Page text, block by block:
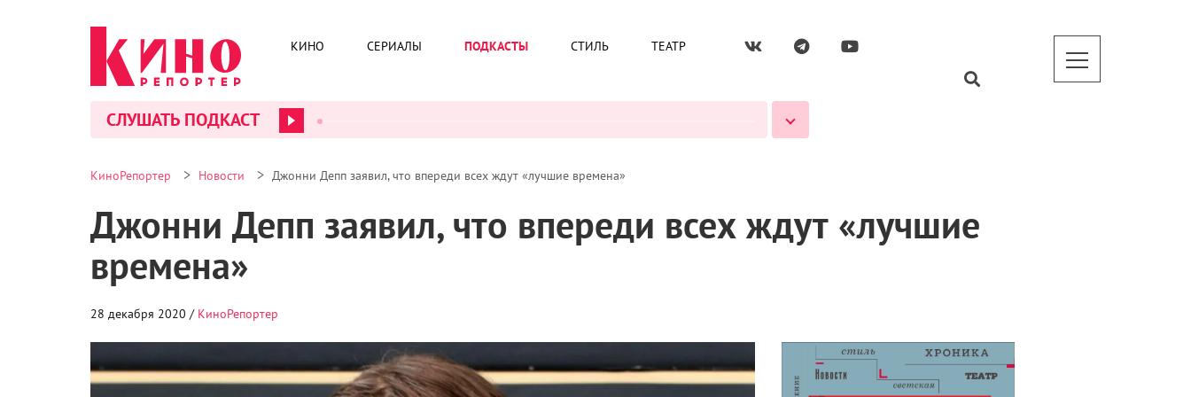
КИНО СЕРИАЛЫ ПОДКАСТЫ СТИЛЬ ТЕАТР
СЛУШАТЬ ПОДКАСТ
КиноРепортер > Новости > Джонни Депп заявил, что впереди всех ждут «лучшие времена»
Джонни Депп заявил, что впереди всех ждут «лучшие
времена»
28 декабря 2020 / КиноРепортер